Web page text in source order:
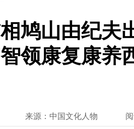
鸠山由纪夫
领康复康养
来源：中国文化人物